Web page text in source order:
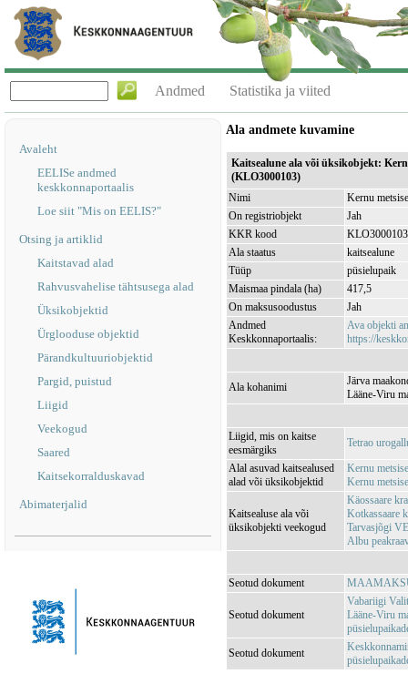
Andmed Statistika ja viited
Avaleht
EELISe andmed
keskkonnaportaalis
Loe siit "Mis on EELIS?"
Otsing ja artiklid
Kaitstavad alad
Rahvusvahelise tähtsusega alad
Üksikobjektid
Ürglooduse objektid
Pärandkultuuriobjektid
Pargid, puistud
Liigid
Veekogud
Saared
Kaitsekorralduskavad
Abimaterjalid
Ala andmete kuvamine
Kaitsealune ala või üksikobjekt:
(KLO3000103)
Nimi
Kernu
On registriobjekt
Jah
KKR kood
KLO3000103
Ala staatus
kaitsealune
Tüüp
püsielupaik
Maismaa pindala (ha)
417,5
On maksusoodustus
Jah
Andmed
Keskkonnaportaalis:
Ava objekti
https://
Ala kohanimi
Järva
Lääne-Viru
Liigid, mis on kaitse
eesmärgiks
Tetrao
Alal asuvad kaitsealused
alad või üksikobjektid
Kernu
Kernu
Kaitsealuse ala või
üksikobjekti veekogud
Käossaare
Kotkassaare
Tarvasjõgi
Albu
Seotud dokument
Seotud dokument
Vabariigi
Lääne-Viru
Seotud dokument